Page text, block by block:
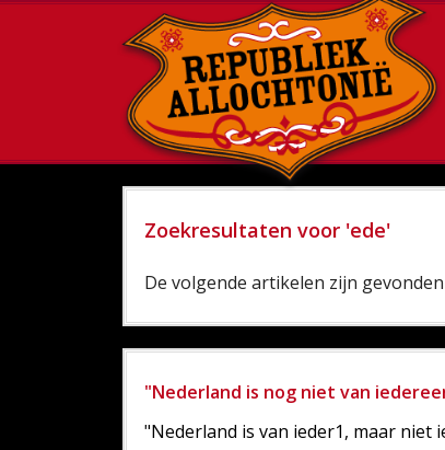
Zoekresultaten voor 'ede'
De volgende artikelen zijn
"Nederland is nog niet van
"Nederland is van ieder1, maar niet